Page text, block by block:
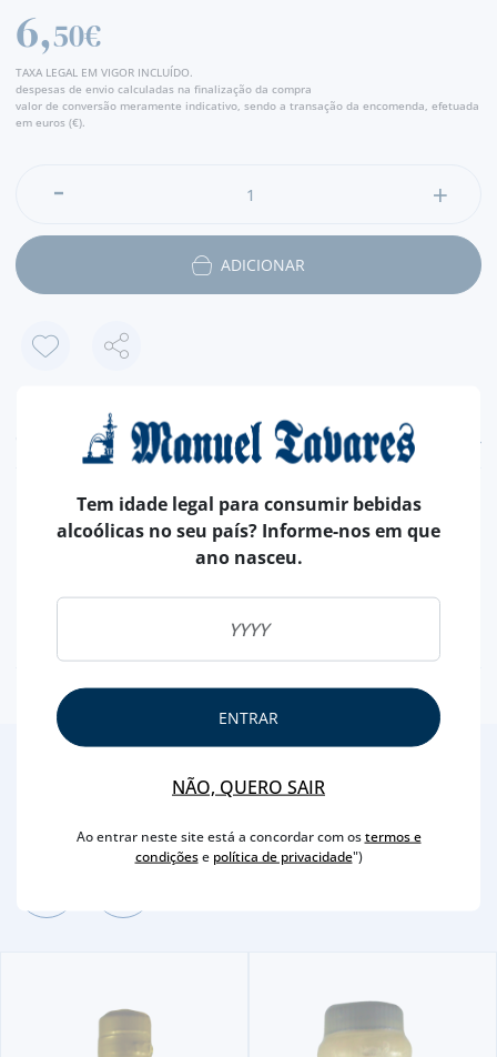
6,50€
TAXA LEGAL EM VIGOR INCLUÍDO.
despesas de envio calculadas na finalização da compra
valor de conversão meramente indicativo, sendo a transação da encomenda, efetuada
em euros (€).
ADICIONAR
CARACTERÍSTICAS
GINJA
PAÍS PORTUGAL
CAPACIDADE 200 ML
Tem idade legal para consumir bebidas
alcoólicas no seu país? Informe-nos em que
ano nasceu.
ENTRAR
NÃO, QUERO SAIR
Ao entrar neste site está a concordar com ostermos e
condiçõese política de privacidade")